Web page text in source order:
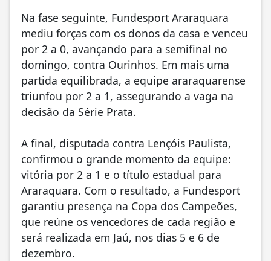
Na fase seguinte, Fundesport Araraquara
mediu forças com os donos da casa e venceu
por 2 a 0, avançando para a semifinal no
domingo, contra Ourinhos. Em mais uma
partida equilibrada, a equipe araraquarense
triunfou por 2 a 1, assegurando a vaga na
decisão da Série Prata.
A final, disputada contra Lençóis Paulista,
confirmou o grande momento da equipe:
vitória por 2 a 1 e o título estadual para
Araraquara. Com o resultado, a Fundesport
garantiu presença na Copa dos Campeões,
que reúne os vencedores de cada região e
será realizada em Jaú, nos dias 5 e 6 de
dezembro.